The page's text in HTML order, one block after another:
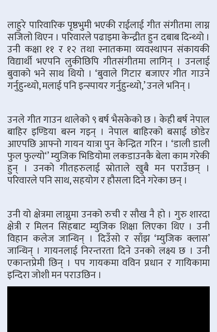
लाहुरे पारिवारिक पृष्ठभुमी भएकी राईलाई गीत संगीतमा लाग्न
सजिलो थिएन । परिवारले पढाइमा केन्द्रीत हुन दबाब दिन्थ्यो ।
उनी कक्षा ११ र १२ तथा स्नातकमा व्यवस्थापन संकायकी
विद्यार्थी भएपनि लुकीछिपि गीतसंगीतमा लागिन् । उनलाई
बुवाको भने साथ थियो । ‘बुवाले गिटार बजाएर गीत गाउने
गर्नुहुन्थ्यो, मलाई पनि इन्स्पायर गर्नुहुन्थ्यो,’ उनले भनिन् ।
उनले गीत गाउन थालेको ९ बर्ष भैसकेको छ । केही बर्ष नेपाल
बाहिर इण्डिया बस्न गइन् । नेपाल बाहिरको बसाई छोडेर
आएपछि आफ्नो गायन यात्रा पुन केन्द्रित गरिन । ‘डाली डाली
फुल फुल्यो‘’ म्युजिक भिडियोमा लकडाउनकै बेला काम गरेकी
हुन् । उनको गीतहरुलाई स्रोताले खुबै मन पराउँछन् ।
परिवारले पनि साथ, सहयोग र हौसला दिने गरेका छन् ।
उनी यो क्षेत्रमा लाग्नुमा उनको रुची र सौख नै हो । गुरु शारदा
क्षेत्री र मिलन सिंहबाट म्युजिक शिक्षा लिएका थिए । उनी
विहान कलेज जान्थिन् । दिउँसो र साँझ ‘म्युजिक क्लास’
जान्थिन् । गायनलाई निरन्तरता दिने उनको लक्ष्य छ । उनी
एकान्तप्रेमी छिन् । पप गायकमा वविन प्रधान र गायिकामा
इन्दिरा जोशी मन पराउछिन ।